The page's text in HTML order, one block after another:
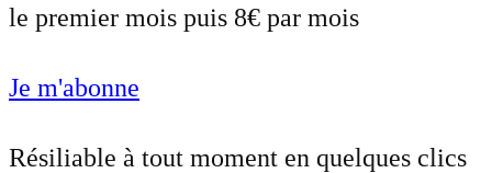
le premier mois puis 8€ par mois
Je m'abonne
Résiliable à tout moment en quelques clics